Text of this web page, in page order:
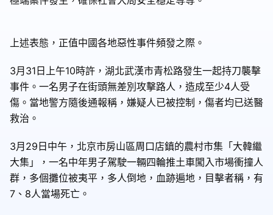
上述表態，正值中國各地惡性事件頻發之際。
3月31日上午10時許，湖北武漢市青松路發生一起持刀襲擊
事件。一名男子在街頭無差別攻擊路人，造成至少4人受
傷。當地警方隨後通報稱，嫌疑人已被控制，傷者均已送醫
救治。
3月29日中午，北京市房山區周口店鎮的農村市集「大韓繼
大集」，一名中年男子駕駛一輛四輪推土車闖入市場衝撞人
群，多個攤位被夷平，多人倒地，血跡遍地，目擊者稱，有
7、8人當場死亡。